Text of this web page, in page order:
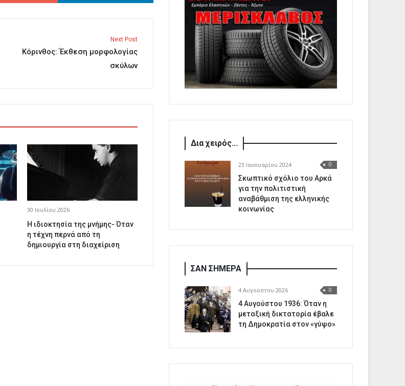
Next Post
Κόρινθος: Έκθεση μορφολογίας
σκύλων
30 Ιουλίου 2026
Η ιδιοκτησία της μνήμης- Όταν
η τέχνη περνά από τη
δημιουργία στη διαχείριση
Δια χειρός...
23 Ιανουαρίου 2024 0
Σκωπτικό σχόλιο του Αρκά
για την πολιτιστική
αναβάθμιση της ελληνικής
κοινωνίας
ΣΑΝ ΣΗΜΕΡΑ
4 Αυγούστου 2026 0
4 Αυγούστου 1936: Όταν η
μεταξική δικτατορία έβαλε
τη Δημοκρατία στον «γύψο»